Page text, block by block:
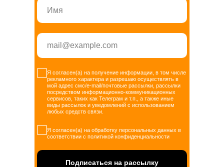
Я согласен(а) на получение информации, в том числе
рекламного характера и разрешаю осуществлять в
мой адрес смс/e-mail/почтовые рассылки, рассылки
посредством информационно-коммуникационных
сервисов, таких как Телеграм и т.п., а также иные
виды рассылок и уведомлений с использованием
любых средств связи.
Я согласен(а) на обработку персональных данных в
соответствии с политикой конфиденциальности
Подписаться на рассылку
+7 347 225 70 75
Сотрудничество по пошиву
home.official@yandex.ru
+7 930 036 85 44
+7 927 340 70 60
Звонки пн-вс с 10:00 до 20:00